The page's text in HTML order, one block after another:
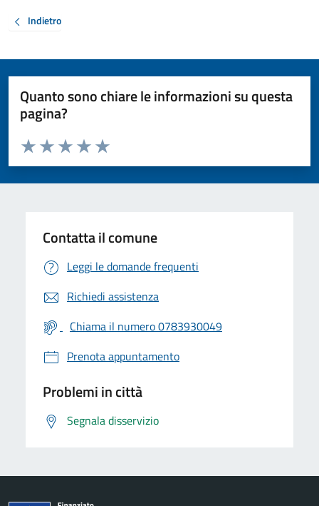
Indietro
Quanto sono chiare le informazioni su questa
pagina?
Valuta da 1 a 5 stelle la pagina
Valuta 5 stelle su 5
Valuta 4 stelle su 5
Valuta 3 stelle su 5
Valuta 2 stelle su 5
Valuta 1 stelle su 5
Contatta il comune
Leggi le domande frequenti
Richiedi assistenza
Chiama il numero 0783930049
Prenota appuntamento
Problemi in città
Segnala disservizio